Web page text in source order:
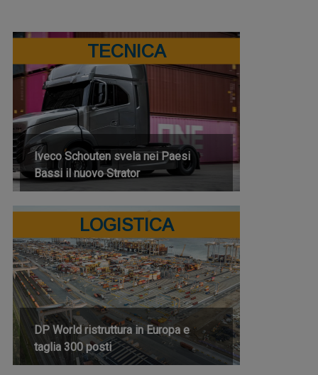
TECNICA
Iveco Schouten svela nei Paesi
Bassi il nuovo Strator
LOGISTICA
DP World ristruttura in Europa e
taglia 300 posti